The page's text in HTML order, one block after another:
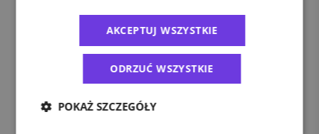
Tagi
AKCEPTUJ WSZYSTKIE
ODRZUĆ WSZYSTKIE
POKAŻ SZCZEGÓŁY